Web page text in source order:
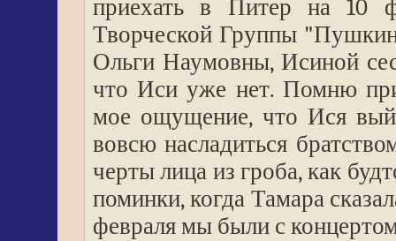
приехать в Питер на 10
Творческой Группы
Ольги Наумовны, Исиной
что Иси уже нет. Помню
мое ощущение, что Ися
вовсю насладиться
черты лица из гроба, как
поминки, когда Тамара
февраля мы были с